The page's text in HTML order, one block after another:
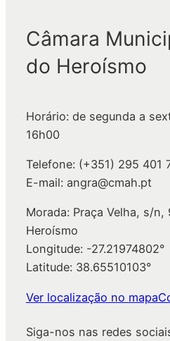
Câmara
do Heroísmo
Horário: de segunda a
16h00
Telefone: (+351) 295 401
E-mail: angra@cmah.pt
Morada: Praça Velha, s/
Heroísmo
Longitude: -27.21974802°
Latitude: 38.65510103°
Ver localização no mapa
Siga-nos nas redes